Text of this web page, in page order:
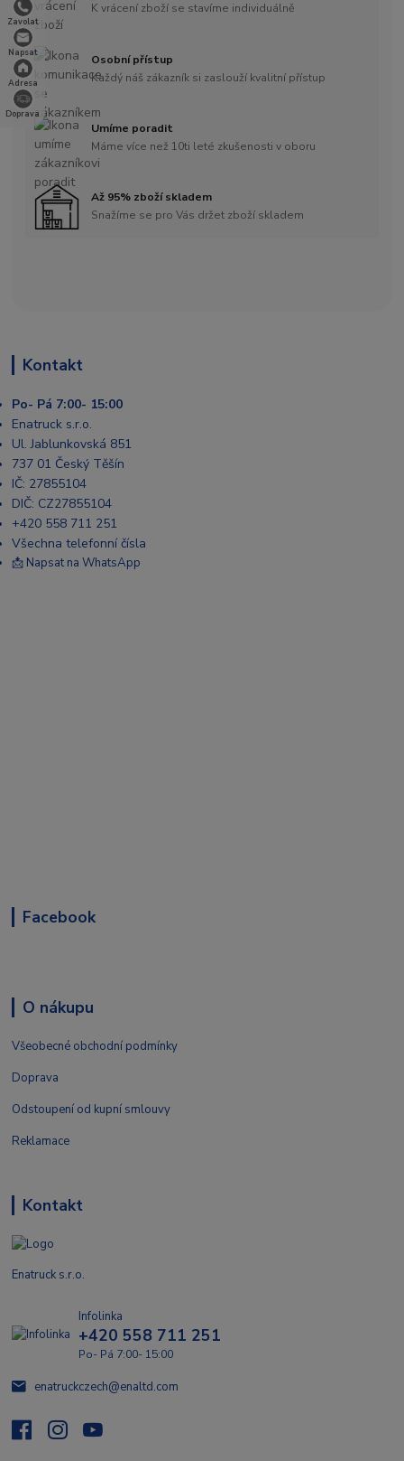
Zavolat
Napsat
Adresa
Doprava
K vrácení zboží se stavíme individuálně
Osobní přístup
Každý náš zákazník si zaslouží kvalitní přístup
Umíme poradit
Máme více než 10ti leté zkušenosti v oboru
Až 95% zboží skladem
Snažíme se pro Vás držet zboží skladem
Kontakt
Po- Pá 7:00- 15:00
Enatruck s.r.o.
Ul. Jablunkovská 851
737 01 Český Těšín
IČ: 27855104
DIČ: CZ27855104
+420 558 711 251
Všechna telefonní čísla
📩 Napsat na WhatsApp
Facebook
O nákupu
Všeobecné obchodní podmínky
Doprava
Odstoupení od kupní smlouvy
Reklamace
Kontakt
Enatruck s.r.o.
Infolinka
+420 558 711 251
Po- Pá 7:00- 15:00
enatruckczech@enaltd.com